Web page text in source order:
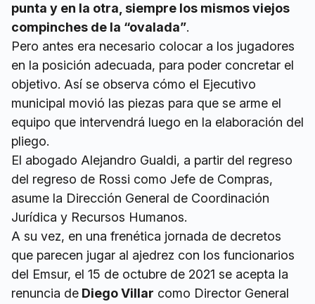
punta y en la otra, siempre los mismos viejos
compinches de la “ovalada”.
Pero antes era necesario colocar a los jugadores
en la posición adecuada, para poder concretar el
objetivo. Así se observa cómo el Ejecutivo
municipal movió las piezas para que se arme el
equipo que intervendrá luego en la elaboración del
pliego.
El abogado Alejandro Gualdi, a partir del regreso
del regreso de Rossi como Jefe de Compras,
asume la Dirección General de Coordinación
Jurídica y Recursos Humanos.
A su vez, en una frenética jornada de decretos
que parecen jugar al ajedrez con los funcionarios
del Emsur, el 15 de octubre de 2021 se acepta la
renuncia de Diego Villar como Director General